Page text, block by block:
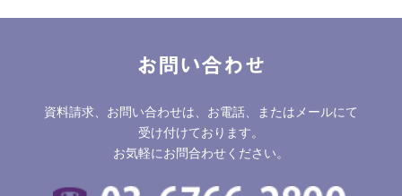
お問い合わせ
資料請求、お問い合わせは、お電話、またはメールにて
受け付けております。
お気軽にお問合わせください。